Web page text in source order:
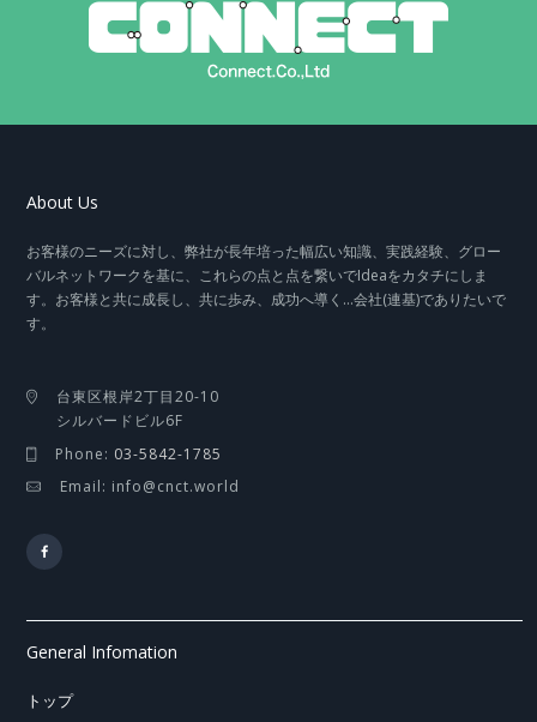
About Us
お客様のニーズに対し、弊社が長年培った幅広い知識、実践経験、グロー
バルネットワークを基に、これらの点と点を繋いでIdeaをカタチにしま
す。お客様と共に成長し、共に歩み、成功へ導く…会社(連基)でありたいで
す。
台東区根岸2丁目20-10
シルバードビル6F
Phone: 03-5842-1785
Email: info@cnct.world
General Infomation
トップ